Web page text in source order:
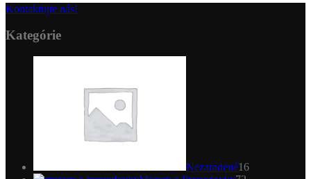
Kontaktujte nás!
Kategórie
Nezaradené16